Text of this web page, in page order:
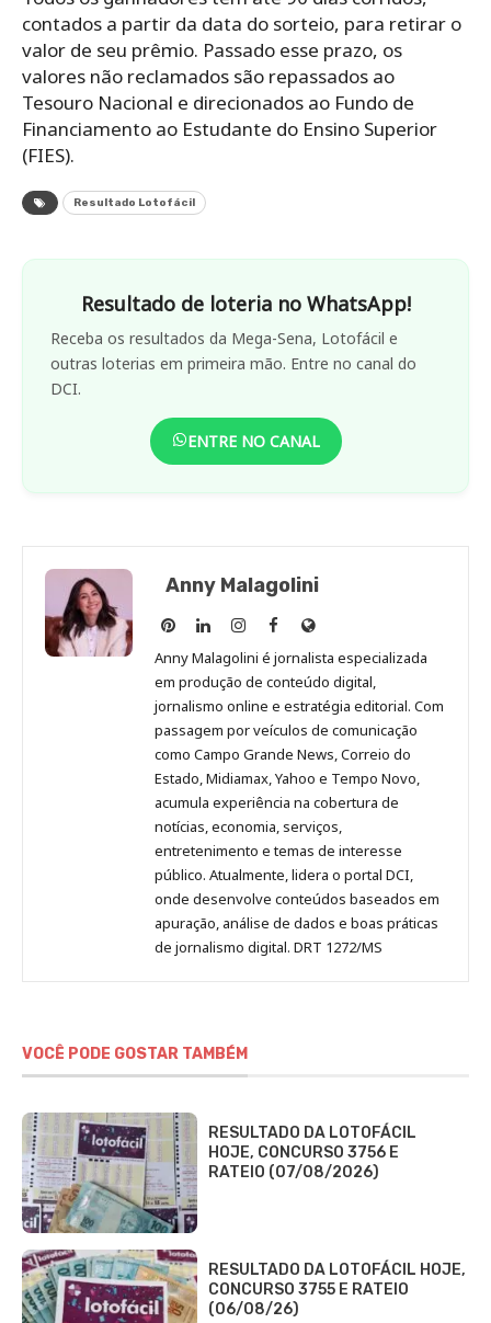
contados a partir da data do sorteio, para retirar o
valor de seu prêmio. Passado esse prazo, os
valores não reclamados são repassados ao
Tesouro Nacional e direcionados ao Fundo de
Financiamento ao Estudante do Ensino Superior
(FIES).
Resultado Lotofácil
Resultado de loteria no WhatsApp!
Receba os resultados da Mega-Sena, Lotofácil e
outras loterias em primeira mão. Entre no canal do
DCI.
ENTRE NO CANAL
Anny Malagolini
Anny
Malagolini
no
Pinterest
Anny
Malagolini
no
LinkedIn
Anny
Malagolini
no
Instagram
Anny
Malagolini
no
Facebook
Site
de
Anny
Malagolini
Anny Malagolini é jornalista especializada
em produção de conteúdo digital,
jornalismo online e estratégia editorial. Com
passagem por veículos de comunicação
como Campo Grande News, Correio do
Estado, Midiamax, Yahoo e Tempo Novo,
acumula experiência na cobertura de
notícias, economia, serviços,
entretenimento e temas de interesse
público. Atualmente, lidera o portal DCI,
onde desenvolve conteúdos baseados em
apuração, análise de dados e boas práticas
de jornalismo digital. DRT 1272/MS
VOCÊ PODE GOSTAR TAMBÉM
RESULTADO DA LOTOFÁCIL
HOJE, CONCURSO 3756 E
RATEIO (07/08/2026)
RESULTADO DA LOTOFÁCIL HOJE,
CONCURSO 3755 E RATEIO
(06/08/26)